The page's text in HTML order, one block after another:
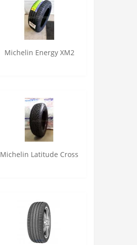
Michelin Energy XM2
Michelin Latitude Cross